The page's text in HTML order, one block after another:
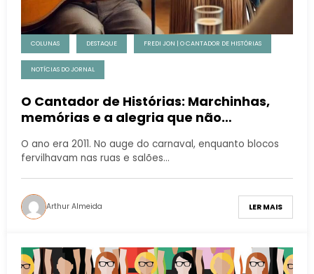
COLUNAS DESTAQUE FREDI JON | O CANTADOR DE HISTÓRIAS
NOTÍCIAS DO JORNAL
O Cantador de Histórias: Marchinhas,
memórias e a alegria que não
O ano era 2011. No auge do carnaval, enquanto blocos
fervilhavam nas ruas e salões…
Arthur Almeida LER MAIS